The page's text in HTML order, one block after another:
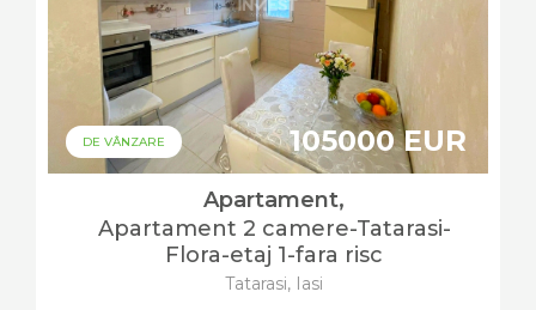
DE VÂNZARE 105000 EUR
Apartament,
Apartament 2 camere-Tatarasi-
Flora-etaj 1-fara risc
Tatarasi, Iasi